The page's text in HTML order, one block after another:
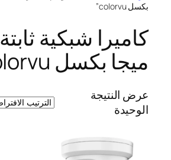
بكسل colorvu”
ميجا بكسل colorvu
عرض النتيجة
الوحيدة